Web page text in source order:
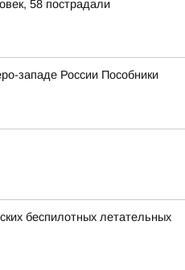
58 пострадали
западе России Пособники
беспилотных летательных